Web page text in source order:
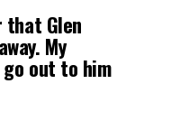
that Glen
My
out to him